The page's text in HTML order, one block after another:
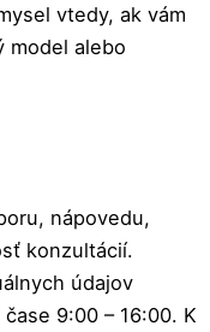
vtedy, ak vám
model alebo
nápovedu,
konzultácií.
údajov
9:00 – 16:00. K